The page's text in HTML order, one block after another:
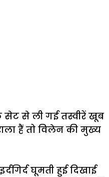
सेट से ली गई तस्वीरें खूब
हैं तो विलेन की मुख्य
घूमती हुई दिखाई